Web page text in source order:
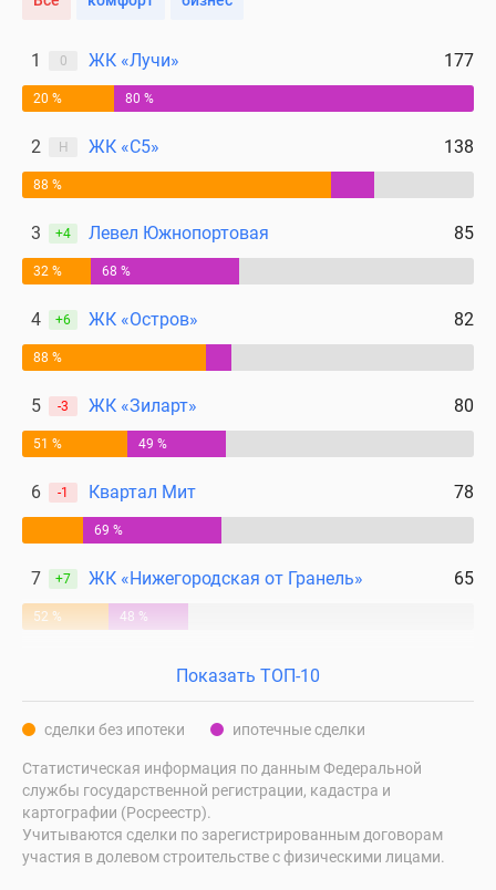
1 0 ЖК «Лучи» 177
20 % 80 %
2 Н ЖК «С5» 138
88 %
3 +4 Левел Южнопортовая 85
32 % 68 %
4 +6 ЖК «Остров» 82
88 %
5 -3 ЖК «Зиларт» 80
51 % 49 %
6 -1 Квартал Мит 78
69 %
7 +7 ЖК «Нижегородская от Гранель» 65
52 % 48 %
Показать ТОП-10
сделки без ипотеки ипотечные сделки
Статистическая информация по данным Федеральной
службы государственной регистрации, кадастра и
картографии (Росреестр).
Учитываются сделки по зарегистрированным договорам
участия в долевом строительстве с физическими лицами.